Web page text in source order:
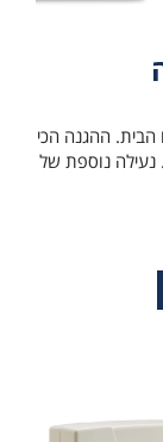
ההגנה הכי
נוספת של